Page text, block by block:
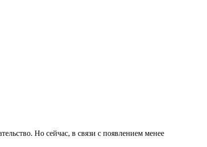
Но сейчас, в связи с появлением менее